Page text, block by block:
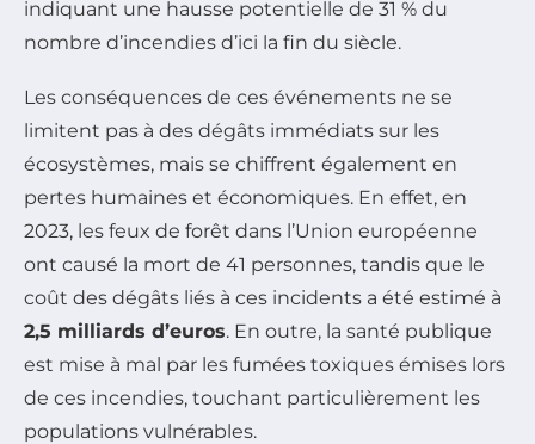
indiquant une hausse potentielle de 31 % du
nombre d’incendies d’ici la fin du siècle.
Les conséquences de ces événements ne se
limitent pas à des dégâts immédiats sur les
écosystèmes, mais se chiffrent également en
pertes humaines et économiques. En effet, en
2023, les feux de forêt dans l’Union européenne
ont causé la mort de 41 personnes, tandis que le
coût des dégâts liés à ces incidents a été estimé à
2,5 milliards d’euros. En outre, la santé publique
est mise à mal par les fumées toxiques émises lors
de ces incendies, touchant particulièrement les
populations vulnérables.